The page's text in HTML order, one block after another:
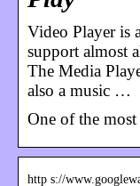
Video Player is
support almost
The Media
also a music …
One of the
http s://